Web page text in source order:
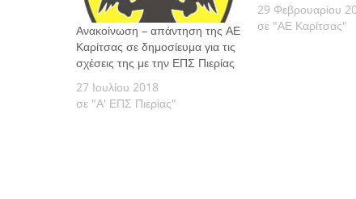
Ανακοίνωση – απάντηση της ΑΕ
Καρίτσας σε δημοσίευμα για τις
σχέσεις της με την ΕΠΣ Πιερίας
27 Ιουλίου 2018
σε "Α' ΕΠΣ Πιερίας"
29 Φεβρουαρίου
σε "ΑΕ Καρίτσας"